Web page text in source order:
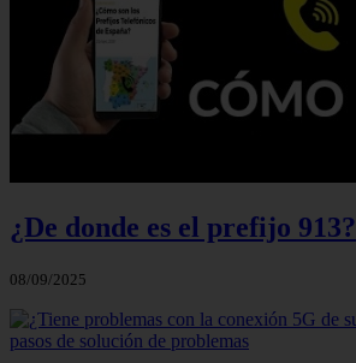
¿De donde es el prefijo 913?
08/09/2025